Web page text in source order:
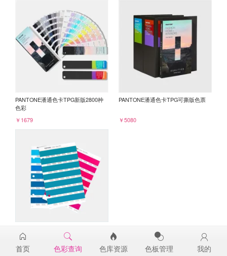
PANTONE潘通色卡TPG新版2800种
色彩
￥1679
PANTONE潘通色卡TPG可撕版色票
￥5080
18-4735TPG
￥98
首页 色彩查询 色库资源 色板管理 我的